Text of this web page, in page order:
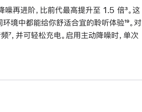
噪再进阶，比前代最高提升至 1.5 倍脚
注
³。这
境中都能给你舒适合宜的聆听体验脚
注
¹⁹。对
脚
⁷，并可轻松充电。启用主动降噪时，单次